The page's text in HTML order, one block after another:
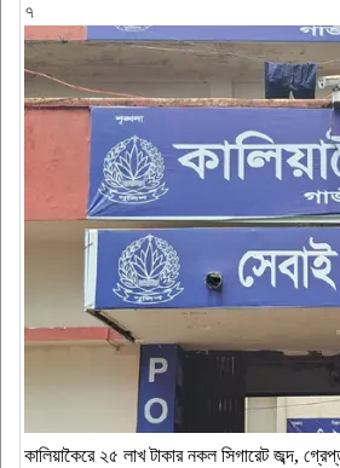
৭
কালিয়াকৈরে ২৫ লাখ টাকার নকল সিগারেট জব্দ,